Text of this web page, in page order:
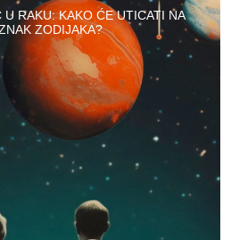
RAKU: KAKO ĆE UTICATI NA
ZODIJAKA?